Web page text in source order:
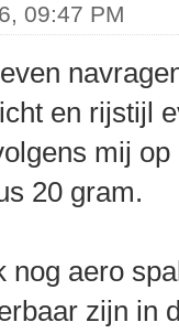
09:47 PM
en rijstijl
mij
20 gram.
nog aero
zijn in